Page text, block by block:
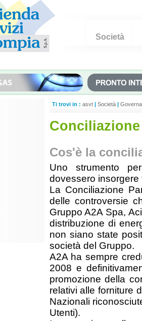
Società
Ti trovi in : asvt | Società |
Cos'è la
Uno strumento
dovessero
La Conciliazione
delle controversie
Gruppo A2A Spa,
distribuzione di
non siano state
società del Gruppo.
A2A ha sempre
2008 e
promozione della
relativi alle forniture
Nazionali
Utenti).